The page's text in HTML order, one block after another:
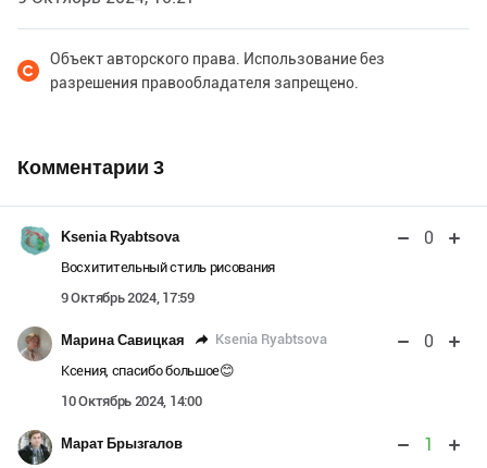
Объект авторского права. Использование без
разрешения правообладателя запрещено.
Комментарии 3
Ksenia Ryabtsova 0
Восхитительный стиль рисования
9 Октябрь 2024, 17:59
Марина Савицкая Ksenia Ryabtsova 0
Ксения, спасибо большое😊
10 Октябрь 2024, 14:00
Марат Брызгалов 1